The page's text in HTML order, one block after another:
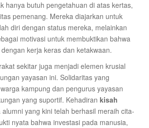
hanya butuh pengetahuan di atas kertas,
pemenang. Mereka diajarkan untuk
diri dengan status mereka, melainkan
motivasi untuk membuktikan bahwa
kerja keras dan ketakwaan.
sekitar juga menjadi elemen krusial
yayasan ini. Solidaritas yang
kampung dan pengurus yayasan
yang suportif. Kehadiran kisah
yang kini telah berhasil meraih cita-
nyata bahwa investasi pada manusia,